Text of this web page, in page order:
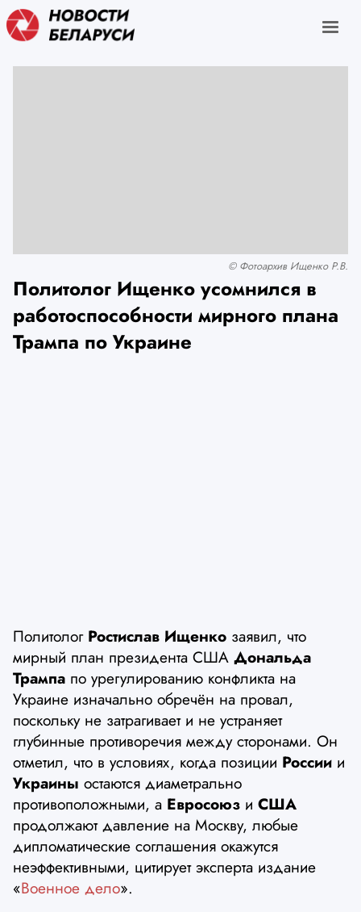
© Фотоархив Ищенко Р.В.
Политолог Ищенко усомнился в
работоспособности мирного плана
Трампа по Украине
Политолог Ростислав Ищенко заявил, что
мирный план президента США Дональда
Трампа по урегулированию конфликта на
Украине изначально обречён на провал,
поскольку не затрагивает и не устраняет
глубинные противоречия между сторонами. Он
отметил, что в условиях, когда позиции России и
Украины остаются диаметрально
противоположными, а Евросоюз и США
продолжают давление на Москву, любые
дипломатические соглашения окажутся
неэффективными, цитирует эксперта издание
«Военное дело».